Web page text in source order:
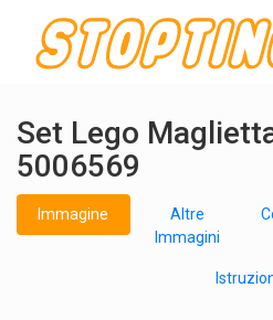
Set Lego
5006569
Immagine
Altre
Immagini